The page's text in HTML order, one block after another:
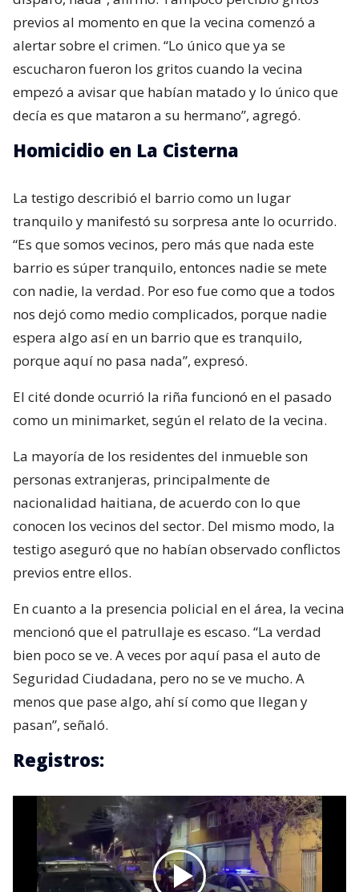
previos al momento en que la vecina comenzó a
alertar sobre el crimen. “Lo único que ya se
escucharon fueron los gritos cuando la vecina
empezó a avisar que habían matado y lo único que
decía es que mataron a su hermano”, agregó.
Homicidio en La Cisterna
La testigo describió el barrio como un lugar
tranquilo y manifestó su sorpresa ante lo ocurrido.
“Es que somos vecinos, pero más que nada este
barrio es súper tranquilo, entonces nadie se mete
con nadie, la verdad. Por eso fue como que a todos
nos dejó como medio complicados, porque nadie
espera algo así en un barrio que es tranquilo,
porque aquí no pasa nada”, expresó.
El cité donde ocurrió la riña funcionó en el pasado
como un minimarket, según el relato de la vecina.
La mayoría de los residentes del inmueble son
personas extranjeras, principalmente de
nacionalidad haitiana, de acuerdo con lo que
conocen los vecinos del sector. Del mismo modo, la
testigo aseguró que no habían observado conflictos
previos entre ellos.
En cuanto a la presencia policial en el área, la vecina
mencionó que el patrullaje es escaso. “La verdad
bien poco se ve. A veces por aquí pasa el auto de
Seguridad Ciudadana, pero no se ve mucho. A
menos que pase algo, ahí sí como que llegan y
pasan”, señaló.
Registros: